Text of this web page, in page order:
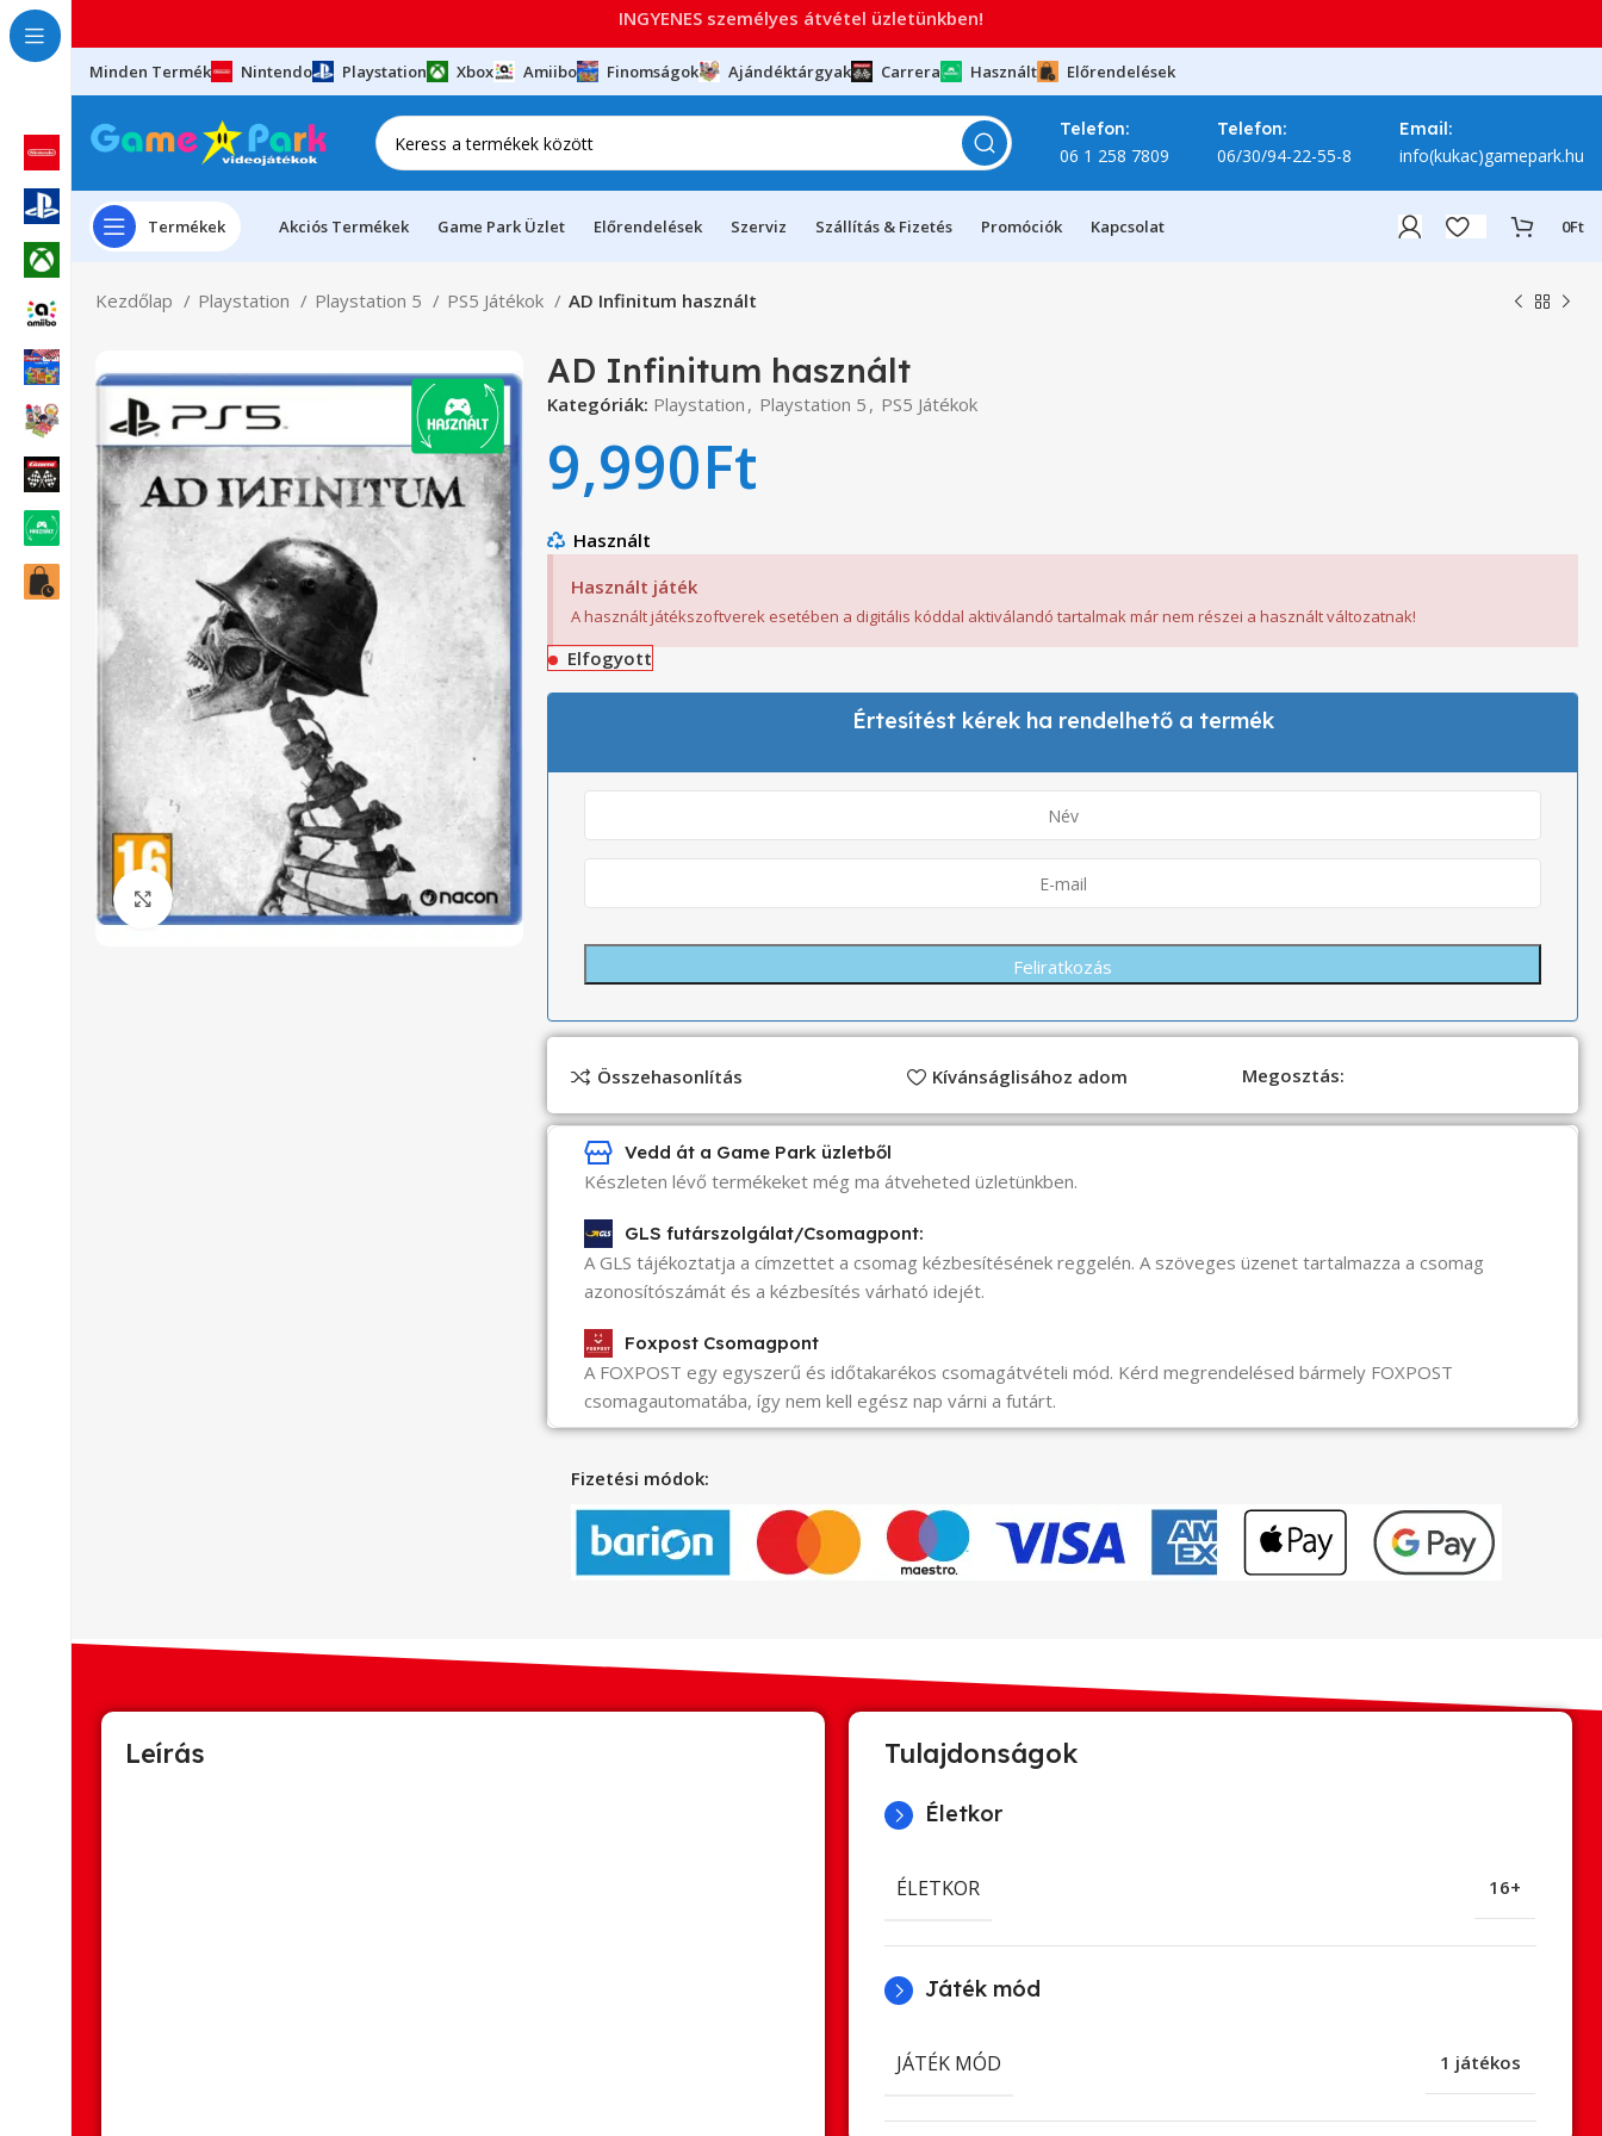
Minden Termék Nintendo Playstation Xbox Amiibo Finomságok Ajándéktárgyak Carrera Használt Előrendelések
Telefon:
06 1 258 7809
Telefon:
06/30/94-22-55-8
Email:
info(kukac)gamepark.hu
Termékek Akciós Termékek Game Park Üzlet Előrendelések Szerviz Szállítás & Fizetés Promóciók Kapcsolat 0Ft
Kezdőlap Playstation Playstation 5 PS5 Játékok AD Infinitum használt
Click to enlarge
AD Infinitum használt
Kategóriák: Playstation , Playstation 5 , PS5 Játékok
9,990Ft
Használt
Használt játék
A használt játékszoftverek esetében a digitális kóddal aktiválandó tartalmak már nem részei a használt változatnak!
Elfogyott
Értesítést kérek ha rendelhető a termék
Összehasonlítás Kívánságlisához adom Megosztás:
Vedd át a Game Park üzletből
Készleten lévő termékeket még ma átveheted üzletünkben.
GLS futárszolgálat/Csomagpont:
A GLS tájékoztatja a címzettet a csomag kézbesítésének reggelén. A szöveges üzenet tartalmazza a csomag
azonosítószámát és a kézbesítés várható idejét.
Foxpost Csomagpont
A FOXPOST egy egyszerű és időtakarékos csomagátvételi mód. Kérd megrendelésed bármely FOXPOST
csomagautomatába, így nem kell egész nap várni a futárt.
Fizetési módok:
Leírás Tulajdonságok
Életkor
ÉLETKOR 16+
Játék mód
JÁTÉK MÓD 1 játékos
INGYENES személyes átvétel üzletünkben!